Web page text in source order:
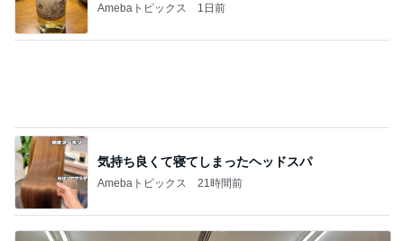
Amebaトピックス 1日前
気持ち良くて寝てしまったヘッドスパ
Amebaトピックス 21時間前